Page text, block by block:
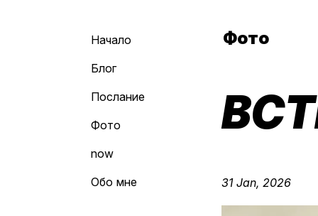
Фото
Начало
Блог
Послание
Фото
now
Обо мне
31 Jan, 2026